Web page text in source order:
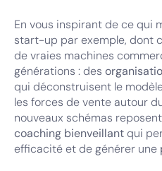
En vous inspirant de ce qui
start-up par exemple, dont
de vraies machines
générations : des
qui déconstruisent le
les forces de vente autour
nouveaux schémas
coaching bienveillantqui
efficacité et de générer une